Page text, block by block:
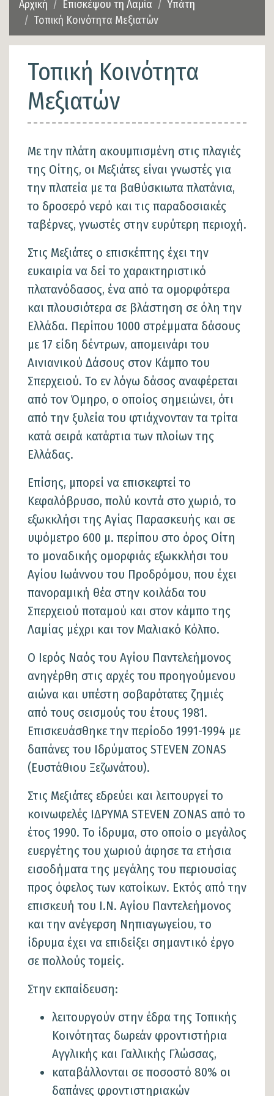
Αρχική Επισκέψου τη Λαμία
Υπάτη
Τοπική Κοινότητα Μεξιατών
Τοπική Κοινότητα
Μεξιατών
Με την πλάτη ακουμπισμένη στις πλαγιές
της Οίτης, οι Μεξιάτες είναι γνωστές για
την πλατεία με τα βαθύσκιωτα πλατάνια,
το δροσερό νερό και τις παραδοσιακές
ταβέρνες, γνωστές στην ευρύτερη περιοχή.
Στις Μεξιάτες ο επισκέπτης έχει την
ευκαιρία να δεί το χαρακτηριστικό
πλατανόδασος, ένα από τα ομορφότερα
και πλουσιότερα σε βλάστηση σε όλη την
Ελλάδα. Περίπου 1000 στρέμματα δάσους
με 17 είδη δέντρων, απομεινάρι του
Αινιανικού Δάσους στον Κάμπο του
Σπερχειού. Το εν λόγω δάσος αναφέρεται
από τον Όμηρο, ο οποίος σημειώνει, ότι
από την ξυλεία του φτιάχνονταν τα τρίτα
κατά σειρά κατάρτια των πλοίων της
Ελλάδας.
Επίσης, μπορεί να επισκεφτεί το
Κεφαλόβρυσο, πολύ κοντά στο χωριό, το
εξωκκλήσι της Αγίας Παρασκευής και σε
υψόμετρο 600 μ. περίπου στο όρος Οίτη
το μοναδικής ομορφιάς εξωκκλήσι του
Αγίου Ιωάννου του Προδρόμου, που έχει
πανοραμική θέα στην κοιλάδα του
Σπερχειού ποταμού και στον κάμπο της
Λαμίας μέχρι και τον Μαλιακό Κόλπο.
Ο Ιερός Ναός του Αγίου Παντελεήμονος
ανηγέρθη στις αρχές του προηγούμενου
αιώνα και υπέστη σοβαρότατες ζημιές
από τους σεισμούς του έτους 1981.
Επισκευάσθηκε την περίοδο 1991-1994 με
δαπάνες του Ιδρύματος STEVEN ZONAS
(Ευστάθιου Ξεζωνάτου).
Στις Μεξιάτες εδρεύει και λειτουργεί το
κοινωφελές ΙΔΡΥΜΑ STEVEN ZONAS από το
έτος 1990. Το ίδρυμα, στο οποίο ο μεγάλος
ευεργέτης του χωριού άφησε τα ετήσια
εισοδήματα της μεγάλης του περιουσίας
προς όφελος των κατοίκων. Εκτός από την
επισκευή του Ι.Ν. Αγίου Παντελεήμονος
και την ανέγερση Νηπιαγωγείου, τo
ίδρυμα έχει να επιδείξει σημαντικό έργο
σε πολλούς τομείς.
Στην εκπαίδευση:
λειτουργούν στην έδρα της Τοπικής
Κοινότητας δωρεάν φροντιστήρια
Αγγλικής και Γαλλικής Γλώσσας,
καταβάλλονται σε ποσοστό 80% οι
δαπάνες φροντιστηριακών